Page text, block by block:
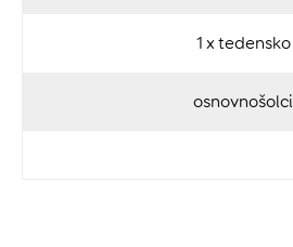
1 x tedensko
osnovnošolci